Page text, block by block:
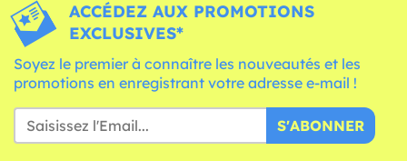
ACCÉDEZ AUX PROMOTIONS
EXCLUSIVES*
Soyez le premier à connaître les nouveautés et les
promotions en enregistrant votre adresse e-mail !
S'ABONNER